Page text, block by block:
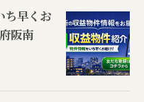
ち早くお
阪南